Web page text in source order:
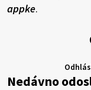
appke.
Nedávno